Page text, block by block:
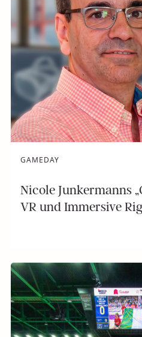
GAMEDAY
Nicole Junkermanns
VR und Immersive